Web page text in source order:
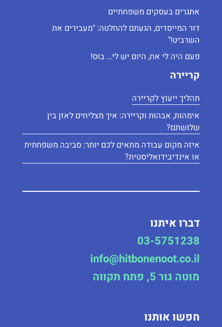
אתגרים בעסקים משפחתיים
דור המייסדים, הגעתם להחלטה: "מעבירים את
השרביט!"
פעם היה לי אח, היום יש לי… בוס!
קריירה
תהליך ייעוץ לקריירה
אימהוּת, אבהוּת וקריירה: איך מצליחים לאזן בין
שלושתם?
איזה מקום עבודה מתאים לכם יותר: סביבה משפחתית
או אינדיבידואליסטית?
דברו איתנו
03-5751238
info@hitbonenoot.co.il
מוטה גור 5, פתח תקווה
חפשו אותנו